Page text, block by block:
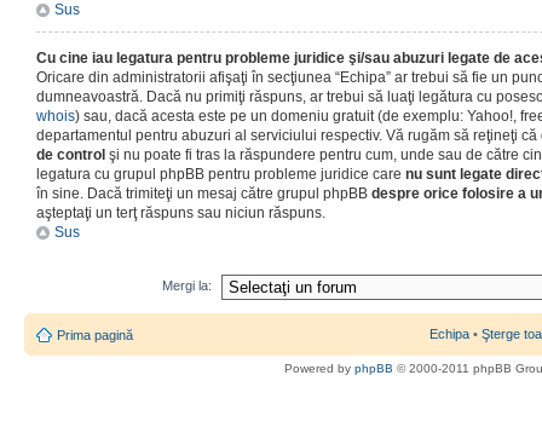
Sus
Cu cine iau legatura pentru probleme juridice şi/sau abuzuri legate de
Oricare din administratorii afişaţi în secţiunea “Echipa” ar trebui să fie un
dumneavoastră. Dacă nu primiţi răspuns, ar trebui să luaţi legătura cu
whois) sau, dacă acesta este pe un domeniu gratuit (de exemplu: Yahoo!,
departamentul pentru abuzuri al serviciului respectiv. Vă rugăm să reţineţi
de control şi nu poate fi tras la răspundere pentru cum, unde sau de către
legatura cu grupul phpBB pentru probleme juridice care nu sunt legate
în sine. Dacă trimiteţi un mesaj către grupul phpBB despre orice folosire a
aşteptaţi un terţ răspuns sau niciun răspuns.
Sus
Mergi la:
Prima pagină Echipa • Şterge
Powered by phpBB © 2000-2011 phpBB